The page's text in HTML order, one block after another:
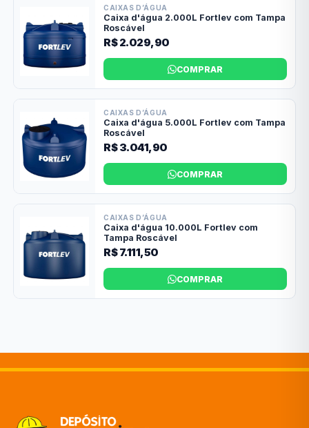
CAIXAS D’ÁGUA
Caixa d'água 2.000L Fortlev com Tampa
Roscável
R$ 2.029,90
COMPRAR
CAIXAS D’ÁGUA
Caixa d'água 5.000L Fortlev com Tampa
Roscável
R$ 3.041,90
COMPRAR
CAIXAS D’ÁGUA
Caixa d'água 10.000L Fortlev com
Tampa Roscável
R$ 7.111,50
COMPRAR